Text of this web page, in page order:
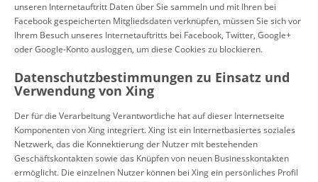
unseren Internetauftritt Daten über Sie sammeln und mit Ihren bei
Facebook gespeicherten Mitgliedsdaten verknüpfen, müssen Sie sich vor
Ihrem Besuch unseres Internetauftritts bei Facebook, Twitter, Google+
oder Google-Konto ausloggen, um diese Cookies zu blockieren.
Datenschutzbestimmungen zu Einsatz und
Verwendung von Xing
Der für die Verarbeitung Verantwortliche hat auf dieser Internetseite
Komponenten von Xing integriert. Xing ist ein Internetbasiertes soziales
Netzwerk, das die Konnektierung der Nutzer mit bestehenden
Geschäftskontakten sowie das Knüpfen von neuen Businesskontakten
ermöglicht. Die einzelnen Nutzer können bei Xing ein persönliches Profil